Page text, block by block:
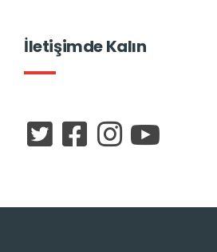
İletişimde Kalın